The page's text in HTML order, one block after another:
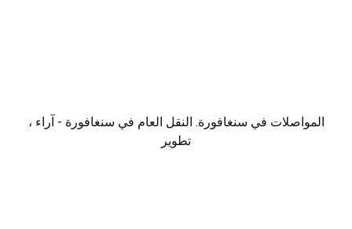
المواصلات في سنغافورة. النقل العام في سنغافورة - آراء ،
تطوير